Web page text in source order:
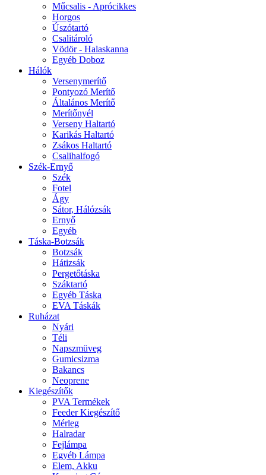
Műcsalis - Aprócikkes
Horgos
Úszótartó
Csalitároló
Vödör - Halaskanna
Egyéb Doboz
Hálók
Versenymerítő
Pontyozó Merítő
Általános Merítő
Merítőnyél
Verseny Haltartó
Karikás Haltartó
Zsákos Haltartó
Csalihalfogó
Szék-Ernyő
Szék
Fotel
Ágy
Sátor, Hálózsák
Ernyő
Egyéb
Táska-Botzsák
Botzsák
Hátizsák
Pergetőtáska
Száktartó
Egyéb Táska
EVA Táskák
Ruházat
Nyári
Téli
Napszmüveg
Gumicsizma
Bakancs
Neoprene
Kiegészítők
PVA Termékek
Feeder Kiegészítő
Mérleg
Halradar
Fejlámpa
Egyéb Lámpa
Elem, Akku